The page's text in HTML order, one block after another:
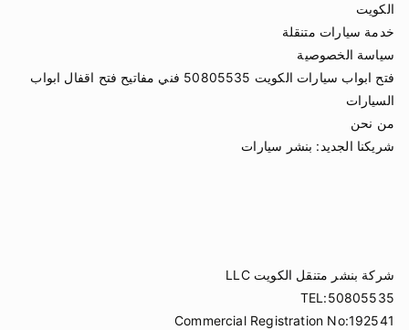
الكويت
خدمة سيارات متنقلة
سياسة الخصوصية
فتح ابواب سيارات الكويت 50805535 فني مفاتيح فتح اقفال ابواب
السيارات
من نحن
شريكنا الجديد: بنشر سيارات
شركة بنشر متنقل الكويت LLC
TEL:50805535
Commercial Registration No:192541